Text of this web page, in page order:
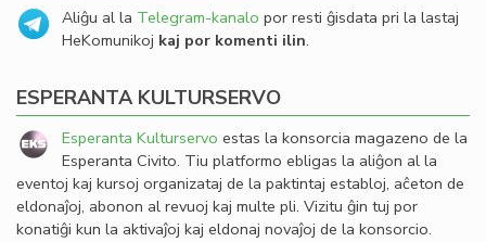
Aliĝu al la Telegram-kanalo por resti ĝisdata pri la lastaj
HeKomunikoj kaj por komenti ilin.
ESPERANTA KULTURSERVO
Esperanta Kulturservo estas la konsorcia magazeno de la
Esperanta Civito. Tiu platformo ebligas la aliĝon al la
eventoj kaj kursoj organizataj de la paktintaj establoj, aĉeton de
eldonaĵoj, abonon al revuoj kaj multe pli. Vizitu ĝin tuj por
konatiĝi kun la aktivaĵoj kaj eldonaj novaĵoj de la konsorcio.